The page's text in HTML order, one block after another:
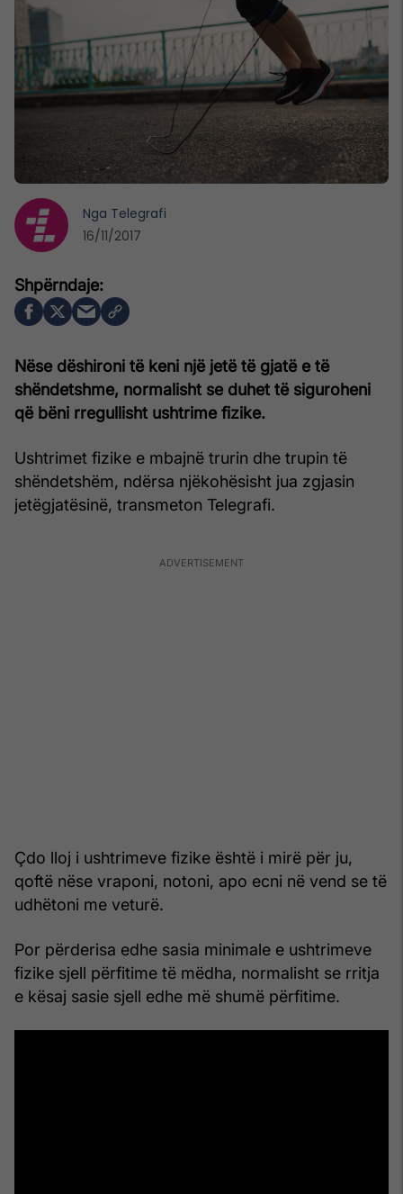
Nëse dëshironi të keni një jetë të gjatë e të
shëndetshme, normalisht se duhet të siguroheni
që bëni rregullisht ushtrime fizike.
Ushtrimet fizike e mbajnë trurin dhe trupin të
shëndetshëm, ndërsa njëkohësisht jua zgjasin
jetëgjatësinë, transmeton Telegrafi.
Çdo lloj i ushtrimeve fizike është i mirë për ju,
qoftë nëse vraponi, notoni, apo ecni në vend se të
udhëtoni me veturë.
Por përderisa edhe sasia minimale e ushtrimeve
fizike sjell përfitime të mëdha, normalisht se rritja
e kësaj sasie sjell edhe më shumë përfitime.
Nga Telegrafi
16/11/2017